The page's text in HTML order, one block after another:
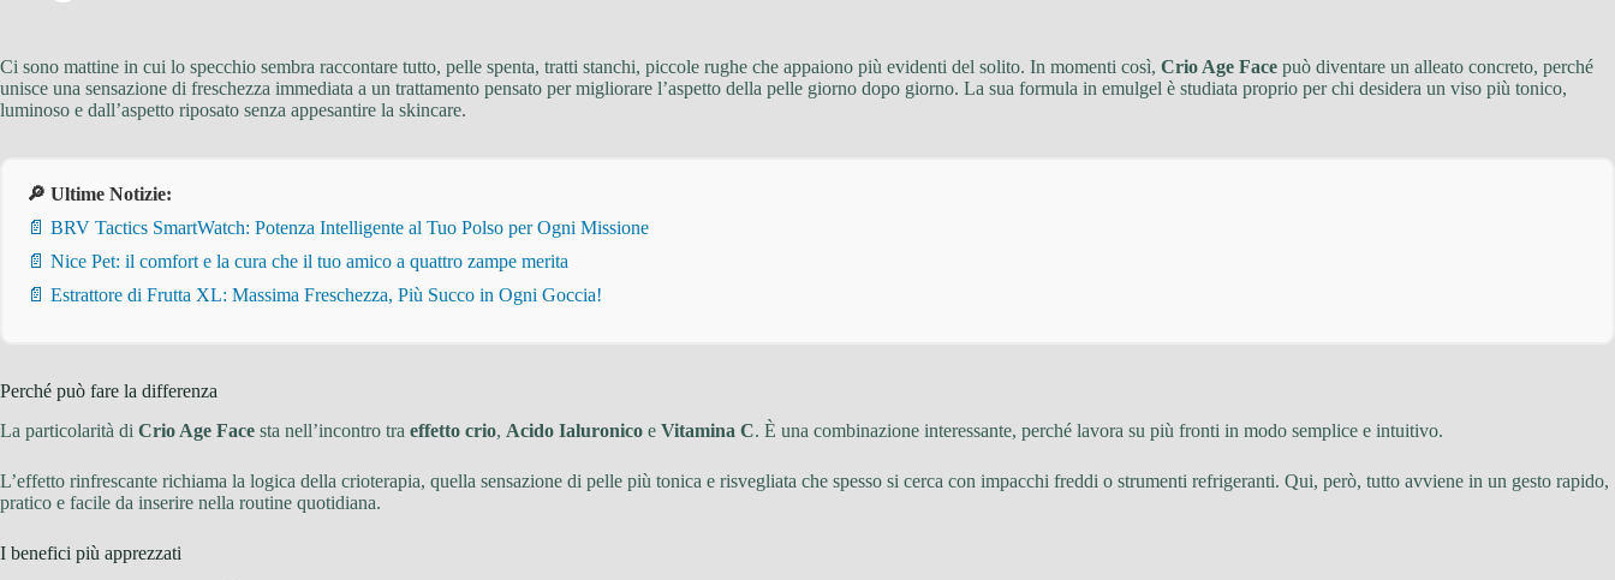
Ci sono mattine in cui lo specchio sembra raccontare tutto, pelle spenta, tratti stanchi, piccole rughe che appaiono più evidenti del solito. In momenti così, Crio Age Face può diventare un alleato concreto, perché
unisce una sensazione di freschezza immediata a un trattamento pensato per migliorare l’aspetto della pelle giorno dopo giorno. La sua formula in emulgel è studiata proprio per chi desidera un viso più tonico,
luminoso e dall’aspetto riposato senza appesantire la skincare.
🔎 Ultime Notizie:
📄 BRV Tactics SmartWatch: Potenza Intelligente al Tuo Polso per Ogni Missione
📄 Nice Pet: il comfort e la cura che il tuo amico a quattro zampe merita
📄 Estrattore di Frutta XL: Massima Freschezza, Più Succo in Ogni Goccia!
Perché può fare la differenza
La particolarità di Crio Age Face sta nell’incontro tra effetto crio, Acido Ialuronico e Vitamina C. È una combinazione interessante, perché lavora su più fronti in modo semplice e intuitivo.
L’effetto rinfrescante richiama la logica della crioterapia, quella sensazione di pelle più tonica e risvegliata che spesso si cerca con impacchi freddi o strumenti refrigeranti. Qui, però, tutto avviene in un gesto rapido,
pratico e facile da inserire nella routine quotidiana.
I benefici più apprezzati